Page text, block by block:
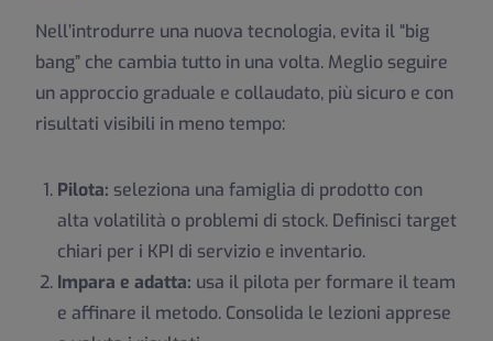
Nell’introdurre una nuova tecnologia, evita il “big
bang” che cambia tutto in una volta. Meglio seguire
un approccio graduale e collaudato, più sicuro e con
risultati visibili in meno tempo:
Pilota: seleziona una famiglia di prodotto con
alta volatilità o problemi di stock. Definisci target
chiari per i KPI di servizio e inventario.
Impara e adatta: usa il pilota per formare il team
e affinare il metodo. Consolida le lezioni apprese